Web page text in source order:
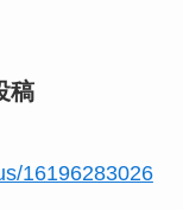
稿
16196283026